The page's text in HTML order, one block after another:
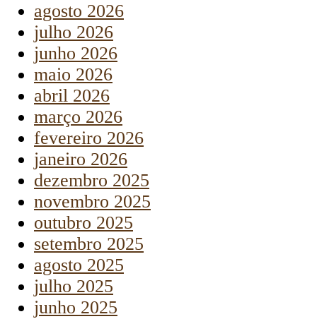
agosto 2026
julho 2026
junho 2026
maio 2026
abril 2026
março 2026
fevereiro 2026
janeiro 2026
dezembro 2025
novembro 2025
outubro 2025
setembro 2025
agosto 2025
julho 2025
junho 2025